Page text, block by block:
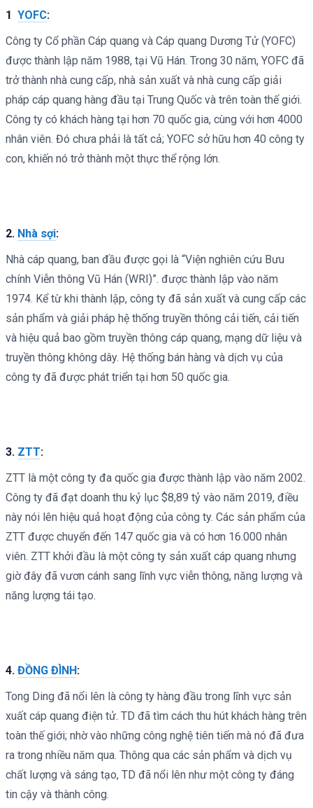
1 YOFC:
Công ty Cổ phần Cáp quang và Cáp quang Dương Tử (YOFC)
được thành lập năm 1988, tại Vũ Hán. Trong 30 năm, YOFC đã
trở thành nhà cung cấp, nhà sản xuất và nhà cung cấp giải
pháp cáp quang hàng đầu tại Trung Quốc và trên toàn thế giới.
Công ty có khách hàng tại hơn 70 quốc gia, cùng với hơn 4000
nhân viên. Đó chưa phải là tất cả; YOFC sở hữu hơn 40 công ty
con, khiến nó trở thành một thực thể rộng lớn.
2. Nhà sợi:
Nhà cáp quang, ban đầu được gọi là “Viện nghiên cứu Bưu
chính Viễn thông Vũ Hán (WRI)”. được thành lập vào năm
1974. Kể từ khi thành lập, công ty đã sản xuất và cung cấp các
sản phẩm và giải pháp hệ thống truyền thông cải tiến, cải tiến
và hiệu quả bao gồm truyền thông cáp quang, mạng dữ liệu và
truyền thông không dây. Hệ thống bán hàng và dịch vụ của
công ty đã được phát triển tại hơn 50 quốc gia.
3. ZTT:
ZTT là một công ty đa quốc gia được thành lập vào năm 2002.
Công ty đã đạt doanh thu kỷ lục $8,89 tỷ vào năm 2019, điều
này nói lên hiệu quả hoạt động của công ty. Các sản phẩm của
ZTT được chuyển đến 147 quốc gia và có hơn 16.000 nhân
viên. ZTT khởi đầu là một công ty sản xuất cáp quang nhưng
giờ đây đã vươn cánh sang lĩnh vực viễn thông, năng lượng và
năng lượng tái tạo.
4. ĐỒNG ĐÌNH :
Tong Ding đã nổi lên là công ty hàng đầu trong lĩnh vực sản
xuất cáp quang điện tử. TD đã tìm cách thu hút khách hàng trên
toàn thế giới; nhờ vào những công nghệ tiên tiến mà nó đã đưa
ra trong nhiều năm qua. Thông qua các sản phẩm và dịch vụ
chất lượng và sáng tạo, TD đã nổi lên như một công ty đáng
tin cậy và thành công.